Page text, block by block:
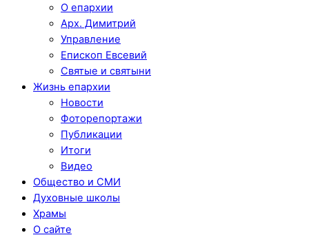
О епархии
Арх. Димитрий
Управление
Епископ Евсевий
Святые и святыни
Жизнь епархии
Новости
Фоторепортажи
Публикации
Итоги
Видео
Общество и СМИ
Духовные школы
Храмы
О сайте